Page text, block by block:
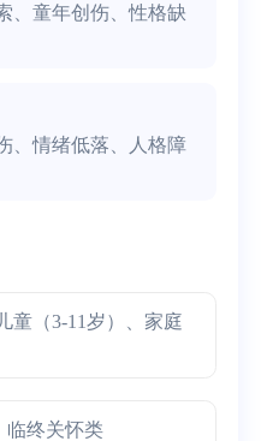
、童年创伤、性格缺
、情绪低落、人格障
童（3-11岁）、家庭
临终关怀类